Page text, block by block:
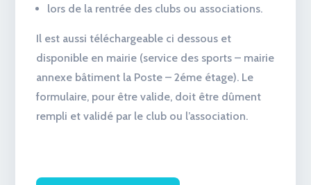
lors de la rentrée des clubs ou associations.
Il est aussi téléchargeable ci dessous et
disponible en mairie (service des sports – mairie
annexe bâtiment la Poste – 2éme étage). Le
formulaire, pour être valide, doit être dûment
rempli et validé par le club ou l’association.